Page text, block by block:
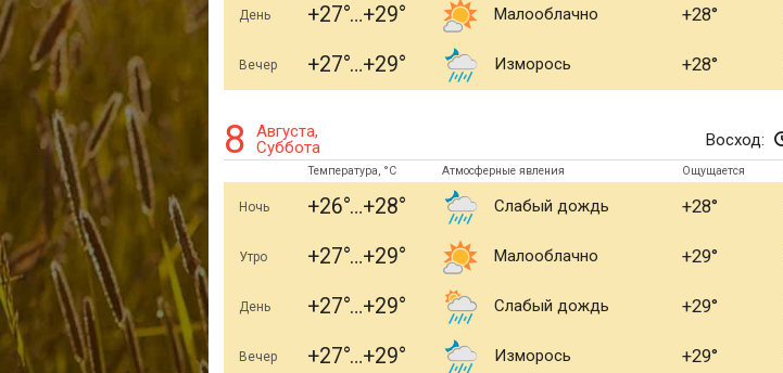
День +27 +29 Малооблачно +28
Вечер +27 +29 Изморось +28
8
Августа,
Суббота
Восход:
Температура, °C Атмосферные явления Ощущается
Ночь +26 +28 Слабый дождь +28
Утро +27 +29 Малооблачно +29
День +27 +29 Слабый дождь +29
Вечер +27 +29 Изморось +29